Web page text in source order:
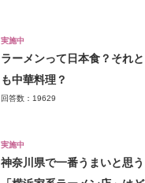
実施中
ラーメンって日本食？それと
も中華料理？
回答数：19629
実施中
神奈川県で一番うまいと思う